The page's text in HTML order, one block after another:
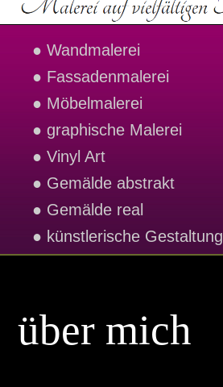
● Wandmalerei
● Fassadenmalerei
● Möbelmalerei
● graphische Malerei
● Vinyl Art
● Gemälde abstrakt
● Gemälde real
● künstlerische Gestaltung
über mich